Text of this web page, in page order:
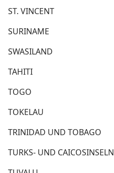
ST. VINCENT
SURINAME
SWASILAND
TAHITI
TOGO
TOKELAU
TRINIDAD UND TOBAGO
TURKS- UND CAICOSINSELN